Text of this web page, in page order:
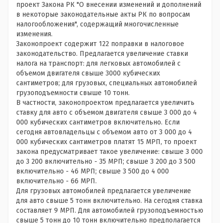
проект Закона РК "О внесении изменений и дополнений
в некоторые законодательные акты РК по вопросам
налогообложения", содержащий многочисленные
изменения.
Законопроект содержит 122 поправки в налоговое
законодательство. Предлагается увеличение ставки
налога на транспорт: для легковых автомобилей с
объемом двигателя свыше 3000 кубических
сантиметров; для грузовых, специальных автомобилей
грузоподъемности свыше 10 тонн.
В частности, законопроектом предлагается увеличить
ставку для авто с объемом двигателя свыше 3 000 до 4
000 кубических сантиметров включительно. Если
сегодня автовладельцы с объемом авто от 3 000 до 4
000 кубических сантиметров платят 15 МРП, то проект
закона предусматривает такое увеличение: свыше 3 000
до 3 200 включительно - 35 МРП; свыше 3 200 до 3 500
включительно - 46 МРП; свыше 3 500 до 4 000
включительно - 66 МРП.
Для грузовых автомобилей предлагается увеличение
для авто свыше 5 тонн включительно. На сегодня ставка
составляет 9 МРП. Для автомобилей грузоподъемностью
свыше 5 тонн до 10 тонн включительно предполагается